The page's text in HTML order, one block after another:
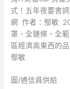
式！五年夜要害
網 作者：鄢敏
罩、全鏈條、全
區經濟高東西的
鄢敏
圖/通信員供給